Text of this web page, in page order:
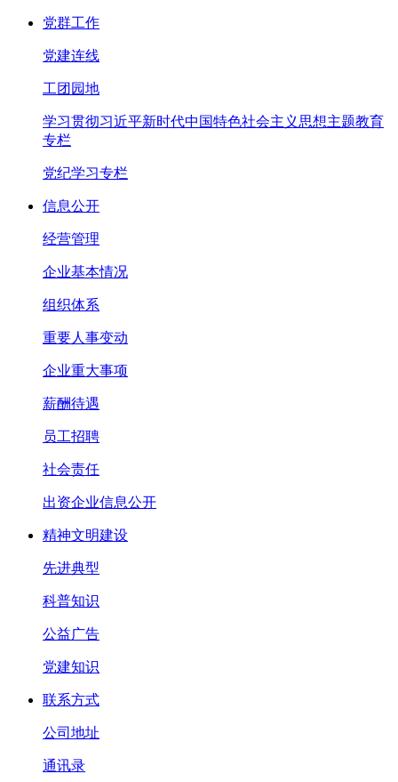
党群工作
党建连线
工团园地
学习贯彻习近平新时代中国特色社会主义思想主题教育
专栏
党纪学习专栏
信息公开
经营管理
企业基本情况
组织体系
重要人事变动
企业重大事项
薪酬待遇
员工招聘
社会责任
出资企业信息公开
精神文明建设
先进典型
科普知识
公益广告
党建知识
联系方式
公司地址
通讯录